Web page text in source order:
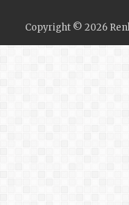
Copyright © 2026